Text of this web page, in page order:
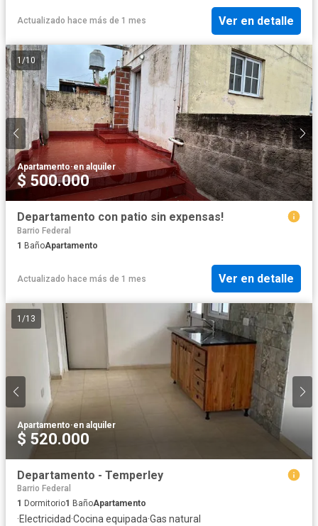
Actualizado hace más de 1 mes Ver en detalle
1 /10
Apartamento·en alquiler
$ 500.000
Departamento con patio sin expensas!
Barrio Federal
1 BañoApartamento
Actualizado hace más de 1 mes Ver en detalle
1 /13
Apartamento·en alquiler
$ 520.000
Departamento - Temperley
Barrio Federal
1 Dormitorio1 BañoApartamento
·Electricidad·Cocina equipada·Gas natural